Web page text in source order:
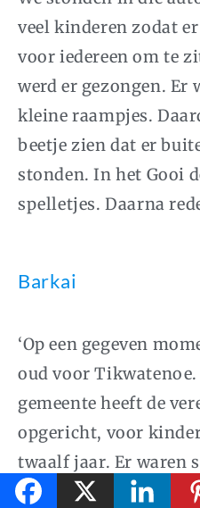
veel kinderen zodat
voor iedereen om te
werd er gezongen. Er
kleine raampjes.
beetje zien dat er
stonden. In het Gooi
spelletjes. Daarna
Barkai
‘Op een gegeven
oud voor Tikwatenoe.
gemeente heeft de
opgericht, voor
twaalf jaar. Er waren
tussen de Joodse